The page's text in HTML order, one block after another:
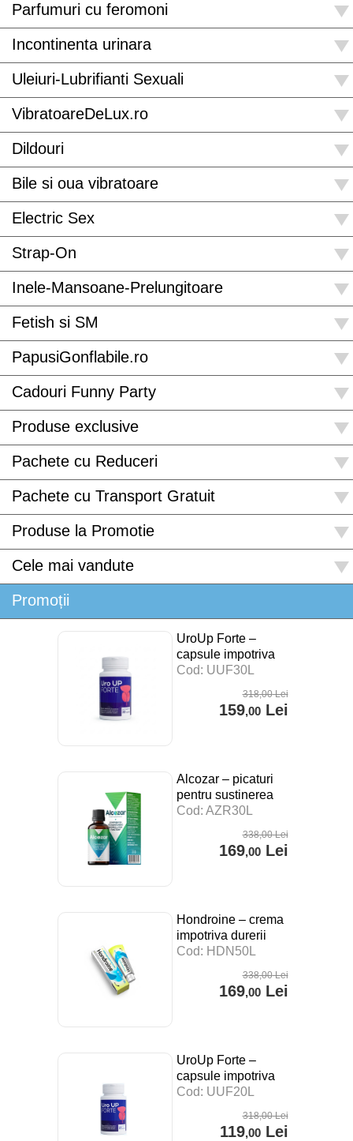
Parfumuri cu feromoni
Incontinenta urinara
Uleiuri-Lubrifianti Sexuali
VibratoareDeLux.ro
Dildouri
Bile si oua vibratoare
Electric Sex
Strap-On
Inele-Mansoane-Prelungitoare
Fetish si SM
PapusiGonflabile.ro
Cadouri Funny Party
Produse exclusive
Pachete cu Reduceri
Pachete cu Transport Gratuit
Produse la Promotie
Cele mai vandute
Promoții
UroUp Forte –
capsule impotriva
prostatitei – 30 cps
Cod: UUF30L
318,00Lei
159,00Lei
Alcozar – picaturi
pentru sustinerea
digestiei, a
impotriva stresului –
Cod: AZR30L
338,00Lei
169,00Lei
Hondroine – crema
impotriva durerii
articulare – 50 ml
Cod: HDN50L
338,00Lei
169,00Lei
UroUp Forte –
capsule impotriva
prostatitei – 20 cps
Cod: UUF20L
318,00Lei
119,00Lei